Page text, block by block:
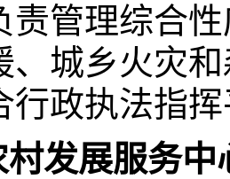
责管理综合
、城乡火灾
行政执法指
发展服务中